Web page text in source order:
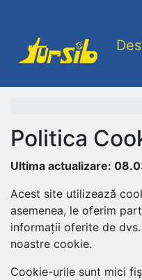
Politica
Ultima actualizare:
Acest site utilizează
asemenea, le oferim
informații oferite de
noastre cookie.
Cookie-urile sunt mici